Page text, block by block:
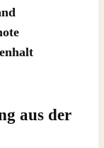
aus der